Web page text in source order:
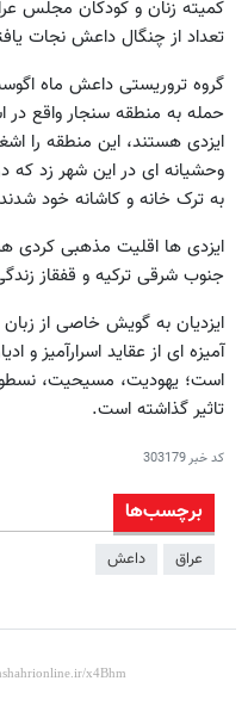
تعداد از چنگال داعش نجات
گروه تروریستی داعش ماه
حمله به منطقه سنجار واقع در
ایزدی هستند، این منطقه را
به ترک خانه و کاشانه خود
ایزدی ها اقلیت مذهبی کردی
جنوب شرقی ترکیه و قفقاز
ایزدیان به گویش خاصی از
آمیزه ای از عقاید اسرارآمیز و
است؛ یهودیت، مسیحیت،
تاثیر گذاشته است.
کد خبر303179
برچسب‌ها
عراق داعش